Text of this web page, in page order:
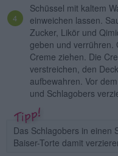
Schüssel mit kaltem
einweichen lassen.
Zucker, Likör und
geben und verrühren.
Creme ziehen. Die
verstreichen, den
aufbewahren. Vor
und Schlagobers
Das Schlagobers in einen
Baiser-Torte damit